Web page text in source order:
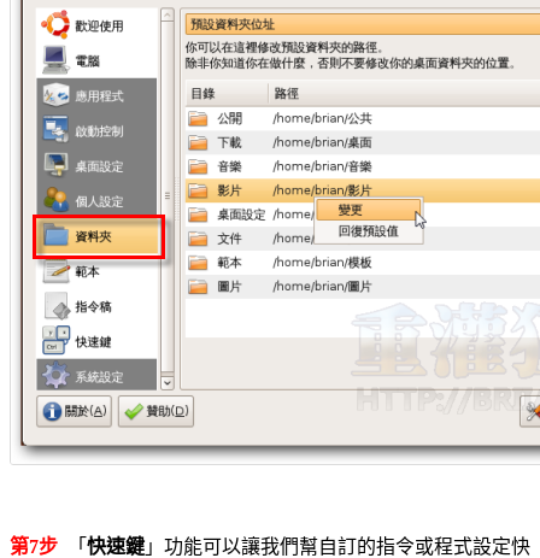
第7步 「 快速鍵 」功能可以讓我們幫自訂的指令或程式設定快